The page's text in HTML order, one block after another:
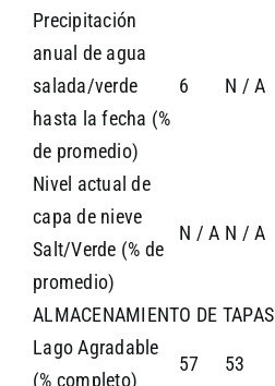
Precipitación
anual de agua
salada/verde
hasta la fecha (%
de promedio)
6 N / A
Nivel actual de
capa de nieve
Salt/Verde (% de
promedio)
N / A N / A
ALMACENAMIENTO DE TAPAS
Lago Agradable
(% completo)
57 53